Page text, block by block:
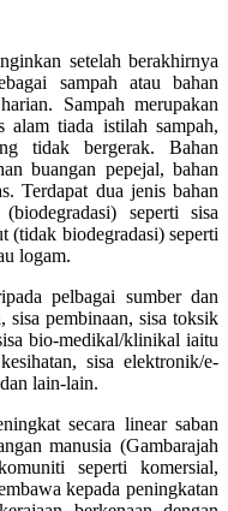
setelah berakhirnya
sampah atau bahan
Sampah merupakan
alam tiada istilah sampah,
tidak bergerak. Bahan
buangan pepejal, bahan
Terdapat dua jenis bahan
seperti sisa
(tidak biodegradasi) seperti
logam.
pelbagai sumber dan
sisa pembinaan, sisa toksik
bio-medikal/klinikal iaitu
sisa elektronik/e-
lain-lain.
secara linear saban
manusia (Gambarajah
seperti komersial,
kepada peningkatan